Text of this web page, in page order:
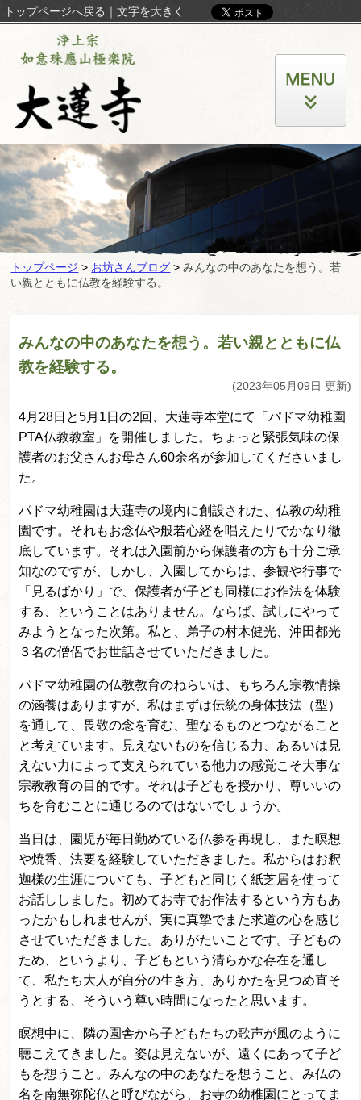
トップページへ戻る ｜ 文字を大きく
トップページ > お坊さんブログ >みんなの中のあなたを想う。若
い親とともに仏教を経験する。
みんなの中のあなたを想う。若い親とともに仏
教を経験する。
(2023年05月09日 更新)
4月28日と5月1日の2回、大蓮寺本堂にて「パドマ幼稚園
PTA仏教教室」を開催しました。ちょっと緊張気味の保
護者のお父さんお母さん60余名が参加してくださいまし
た。
パドマ幼稚園は大蓮寺の境内に創設された、仏教の幼稚
園です。それもお念仏や般若心経を唱えたりでかなり徹
底しています。それは入園前から保護者の方も十分ご承
知なのですが、しかし、入園してからは、参観や行事で
「見るばかり」で、保護者が子ども同様にお作法を体験
する、ということはありません。ならば、試しにやって
みようとなった次第。私と、弟子の村木健光、沖田都光
３名の僧侶でお世話させていただきました。
パドマ幼稚園の仏教教育のねらいは、もちろん宗教情操
の涵養はありますが、私はまずは伝統の身体技法（型）
を通して、畏敬の念を育む、聖なるものとつながること
と考えています。見えないものを信じる力、あるいは見
えない力によって支えられている他力の感覚こそ大事な
宗教教育の目的です。それは子どもを授かり、尊いいの
ちを育むことに通じるのではないでしょうか。
当日は、園児が毎日勤めている仏参を再現し、また瞑想
や焼香、法要を経験していただきました。私からはお釈
迦様の生涯についても、子どもと同じく紙芝居を使って
お話ししました。初めてお寺でお作法するという方もあ
ったかもしれませんが、実に真摯でまた求道の心を感じ
させていただきました。ありがたいことです。子どもの
ため、というより、子どもという清らかな存在を通し
て、私たち大人が自分の生き方、ありかたを見つめ直そ
うとする、そういう尊い時間になったと思います。
瞑想中に、隣の園舎から子どもたちの歌声が風のように
聴こえてきました。姿は見えないが、遠くにあって子ど
もを想うこと。みんなの中のあなたを想うこと。み仏の
名を南無弥陀仏と呼びながら、お寺の幼稚園にとってま